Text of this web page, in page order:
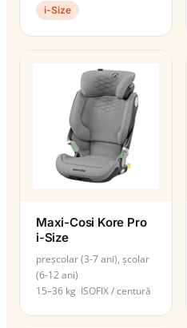
i-Size
Maxi-Cosi Kore Pro
i-Size
preșcolar (3-7 ani), școlar
(6-12 ani)
15–36 kg ISOFIX / centură